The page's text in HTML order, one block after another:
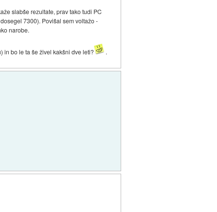
slabše rezultate, prav tako tudi PC
7300). Povišal sem voltažo -
narobe.
in bo le ta še živel kakšni dve leti? .